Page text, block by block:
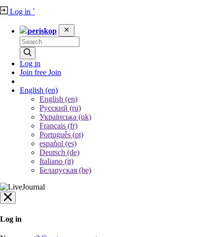
Log in `
periskop
Log in
Join free Join
English (en)
English (en)
Русский (ru)
Українська (uk)
Français (fr)
Português (pt)
español (es)
Deutsch (de)
Italiano (it)
Беларуская (be)
Log in